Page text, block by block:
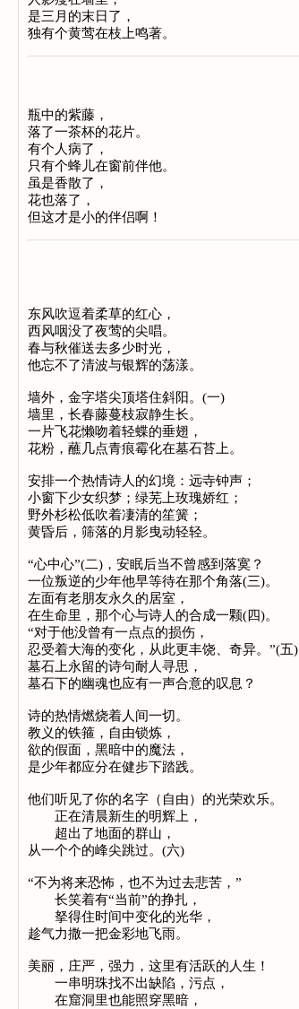
是三月的末日了，
独有个黄莺在枝上鸣著。
瓶中的紫藤，
落了一茶杯的花片。
有个人病了，
只有个蜂儿在窗前伴他。
虽是香散了，
花也落了，
但这才是小的伴侣啊！
东风吹逗着柔草的红心，
西风咽没了夜莺的尖唱。
春与秋催送去多少时光，
他忘不了清波与银辉的荡漾。
墙外，金字塔尖顶塔住斜阳。(一)
墙里，长春藤蔓枝寂静生长。
一片飞花懒吻着轻蝶的垂翅，
花粉，蘸几点青痕霉化在墓石苔上。
安排一个热情诗人的幻境：远寺钟声；
小窗下少女织梦；绿芜上玫瑰娇红；
野外杉松低吹着凄清的笙簧；
黄昏后，筛落的月影曳动轻轻。
“心中心”(二)，安眠后当不曾感到落寞？
一位叛逆的少年他早等待在那个角落(三)。
左面有老朋友永久的居室，
在生命里，那个心与诗人的合成一颗(四)。
“对于他没曾有一点点的损伤，
忍受着大海的变化，从此更丰饶、奇异。”(五)
墓石上永留的诗句耐人寻思，
墓石下的幽魂也应有一声合意的叹息？
诗的热情燃烧着人间一切。
教义的铁箍，自由锁炼，
欲的假面，黑暗中的魔法，
是少年都应分在健步下踏践。
他们听见了你的名字（自由）的光荣欢乐。
正在清晨新生的明辉上，
超出了地面的群山，
从一个个的峰尖跳过。(六)
“不为将来恐怖，也不为过去悲苦，”
长笑着有“当前”的挣扎，
拏得住时间中变化的光华，
趁气力撒一把金彩地飞雨。
美丽，庄严，强力，这里有活跃的人生！
一串明珠找不出缺陷，污点，
在窟洞里也能照穿黑暗，